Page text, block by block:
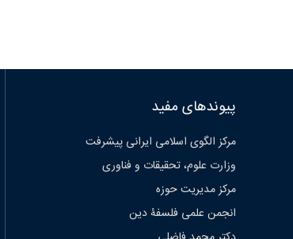
پیوندهای مفید
مرکز الگوی اسلامی ایرانی پیشرفت
وزارت علوم، تحقیقات و فناوری
مرکز مدیریت حوزه
انجمن علمی فلسفۀ دین